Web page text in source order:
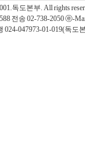
독도본부. All rights
전송 02-738-2050 ⓔ-
024-047973-01-019(독도